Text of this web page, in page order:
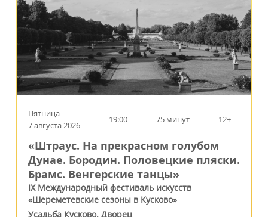
Пятница
7 августа 2026
19:00 75 минут 12+
«Штраус. На прекрасном голубом
Дунае. Бородин. Половецкие пляски.
Брамс. Венгерские танцы»
IX Международный фестиваль искусств
«Шереметевские сезоны в Кусково»
Усадьба Кусково. Дворец